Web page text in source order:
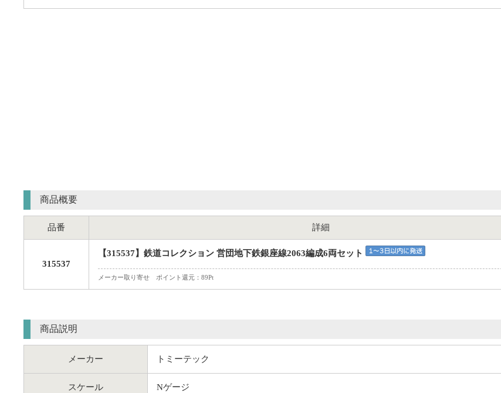
商品概要
品番 詳細
315537
【315537】鉄道コレクション 営団地下鉄銀座線2063編成6両セット
メーカー取り寄せ ポイント還元：89Pt
商品説明
メーカー トミーテック
スケール Nゲージ